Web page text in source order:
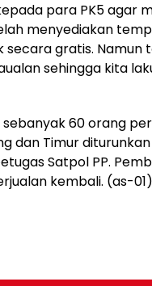
para PK5 agar
menyediakan
secara gratis. Namun
sehingga kita
60 orang
dan Timur
Satpol PP.
kembali. (as-01)